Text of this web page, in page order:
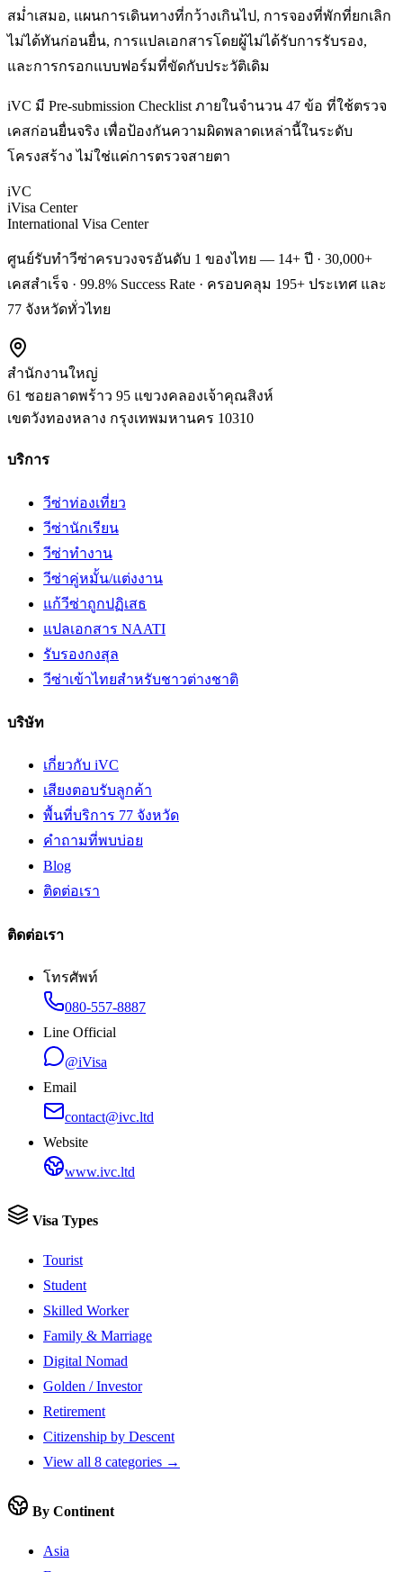
สม่ำเสมอ, แผนการเดินทางที่กว้างเกินไป, การจองที่พักที่ยกเลิก
ไม่ได้ทันก่อนยื่น, การแปลเอกสารโดยผู้ไม่ได้รับการรับรอง,
และการกรอกแบบฟอร์มที่ขัดกับประวัติเดิม
iVC มี Pre-submission Checklist ภายในจำนวน 47 ข้อ ที่ใช้ตรวจ
เคสก่อนยื่นจริง เพื่อป้องกันความผิดพลาดเหล่านี้ในระดับ
โครงสร้าง ไม่ใช่แค่การตรวจสายตา
iVC
iVisa Center
International Visa Center
ศูนย์รับทำวีซ่าครบวงจรอันดับ 1 ของไทย — 14+ ปี · 30,000+
เคสสำเร็จ · 99.8% Success Rate · ครอบคลุม 195+ ประเทศ และ
77 จังหวัดทั่วไทย
สำนักงานใหญ่
61 ซอยลาดพร้าว 95 แขวงคลองเจ้าคุณสิงห์
เขตวังทองหลาง กรุงเทพมหานคร 10310
บริการ
วีซ่าท่องเที่ยว
วีซ่านักเรียน
วีซ่าทำงาน
วีซ่าคู่หมั้น/แต่งงาน
แก้วีซ่าถูกปฏิเสธ
แปลเอกสาร NAATI
รับรองกงสุล
วีซ่าเข้าไทยสำหรับชาวต่างชาติ
บริษัท
เกี่ยวกับ iVC
เสียงตอบรับลูกค้า
พื้นที่บริการ 77 จังหวัด
คำถามที่พบบ่อย
Blog
ติดต่อเรา
ติดต่อเรา
โทรศัพท์
080-557-8887
Line Official
@iVisa
Email
contact@ivc.ltd
Website
www.ivc.ltd
Visa Types
Tourist
Student
Skilled Worker
Family & Marriage
Digital Nomad
Golden / Investor
Retirement
Citizenship by Descent
View all 8 categories →
By Continent
Asia